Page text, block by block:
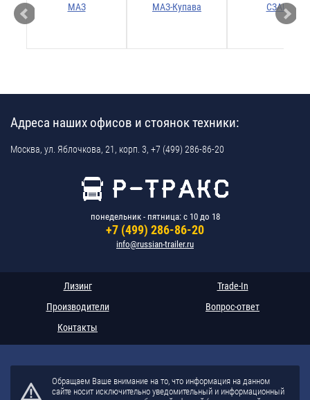
МАЗ МАЗ-Купава СЗАП
Адреса наших офисов и стоянок техники:
Москва, ул. Яблочкова, 21, корп. 3, +7 (499) 286-86-20
понедельник - пятница: с 10 до 18
+7 (499) 286-86-20
info@russian-trailer.ru
Лизинг
Trade-In
Производители
Вопрос-ответ
Контакты
Обращаем Ваше внимание на то, что информация на данном
сайте носит исключительно уведомительный и информационный